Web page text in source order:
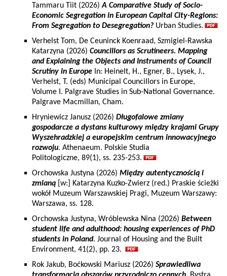
Tammaru Tiit (2026)A Comparative Study of Socio-
Economic Segregation in European Capital City-Regions:
From Segregation to Desegregation? Urban Studies.
Verhelst Tom, De Ceuninck Koenraad, Szmigiel-Rawska
Katarzyna (2026) Councillors as Scrutineers. Mapping
and Explaining the Objects and Instruments of Council
Scrutiny in Europe In: Heinelt, H., Egner, B., Lysek, J.,
Verhelst, T. (eds) Municipal Councillors in Europe,
Volume I. Palgrave Studies in Sub-National Governance.
Palgrave Macmillan, Cham.
Hryniewicz Janusz (2026) Długofalowe zmiany
gospodarcze a dystans kulturowy między krajami Grupy
Wyszehradzkiej a europejskim centrum innowacyjnego
rozwoju. Athenaeum. Polskie Studia
Politologiczne, 89(1), ss. 235-253.
Orchowska Justyna (2026) Między autentycznością i
zmianą [w:] Katarzyna Kuzko-Zwierz (red.) Praskie ścieżki
wokół Muzeum Warszawskiej Pragi, Muzeum Warszawy:
Warszawa, ss. 128.
Orchowska Justyna, Wróblewska Nina (2026) Between
student life and adulthood: housing experiences of PhD
students in Poland. Journal of Housing and the Built
Environment, 41(2), pp. 23.
Rok Jakub, Boćkowski Mariusz (2026) Sprawiedliwa